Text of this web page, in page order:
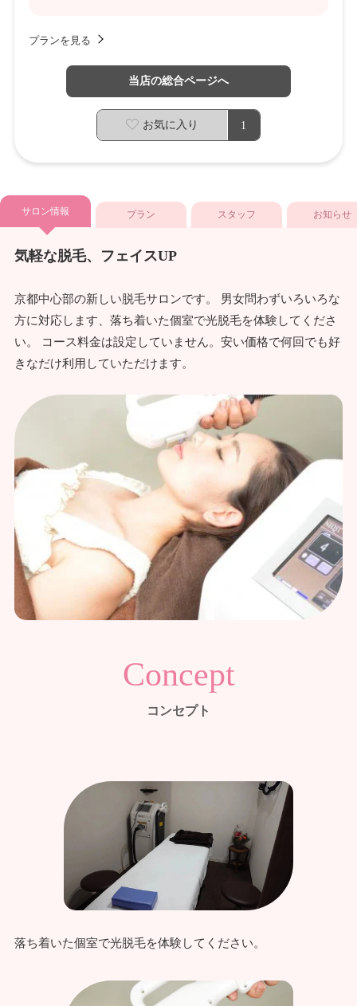
プランを見る
当店の総合ページへ
お気に入り 1
サロン情報 プラン スタッフ お知らせ
気軽な脱毛、フェイスUP
京都中心部の新しい脱毛サロンです。 男女問わずいろいろな
方に対応します、落ち着いた個室で光脱毛を体験してくださ
い。 コース料金は設定していません。安い価格で何回でも好
きなだけ利用していただけます。
Concept
コンセプト